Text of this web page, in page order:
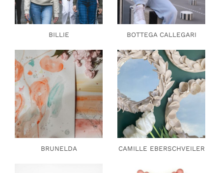
BILLIE BOTTEGA CALLEGARI
BRUNELDA CAMILLE EBERSCHVEILER